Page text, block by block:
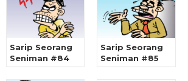
Sarip Seorang
Seniman #84
Sarip Seorang
Seniman #85